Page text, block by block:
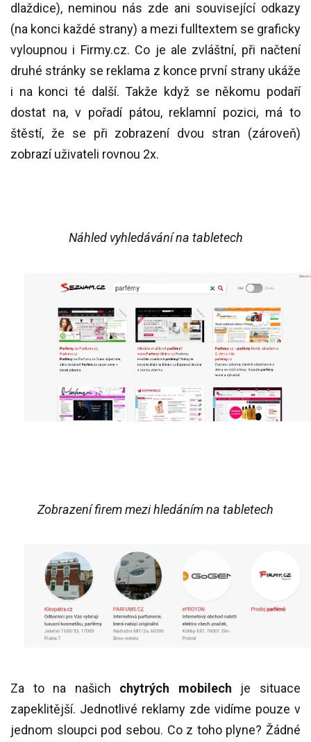
dlaždice), neminou nás zde ani související odkazy
(na konci každé strany) a mezi fulltextem se graficky
vyloupnou i Firmy.cz. Co je ale zvláštní, při načtení
druhé stránky se reklama z konce první strany ukáže
i na konci té další. Takže když se někomu podaří
dostat na, v pořadí pátou, reklamní pozici, má to
štěstí, že se při zobrazení dvou stran (zároveň)
zobrazí uživateli rovnou 2x.
Náhled vyhledávání na tabletech
Zobrazení firem mezi hledáním na tabletech
Za to na našich chytrých mobilech je situace
zapeklitější. Jednotlivé reklamy zde vidíme pouze v
jednom sloupci pod sebou. Co z toho plyne? Žádné